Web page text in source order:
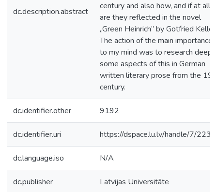
dc.description.abstract
century and also how, and if at all,
are they reflected in the novel
„Green Heinrich” by Gotfried Keller.
The action of the main importance
to my mind was to research
some aspects of this in German
written literary prose from the
century.
dc.identifier.other 9192
dc.identifier.uri https://dspace.lu.lv/handle/7/
dc.language.iso N/A
dc.publisher Latvijas Universitāte